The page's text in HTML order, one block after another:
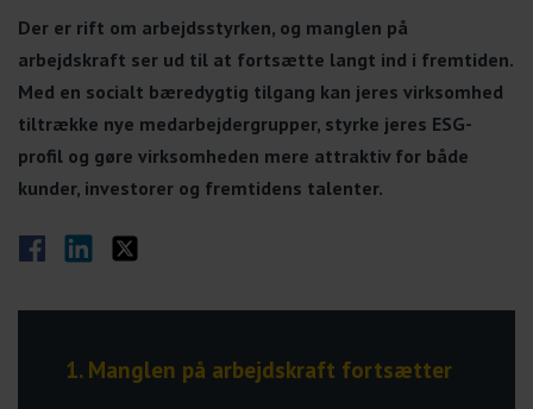
Der er rift om arbejdsstyrken, og manglen på
arbejdskraft ser ud til at fortsætte langt ind i fremtiden.
Med en socialt bæredygtig tilgang kan jeres virksomhed
tiltrække nye medarbejdergrupper, styrke jeres ESG-
profil og gøre virksomheden mere attraktiv for både
kunder, investorer og fremtidens talenter.
Del på Facebook
Del på LinkedIn
Del på Twitter
1. Manglen på arbejdskraft fortsætter